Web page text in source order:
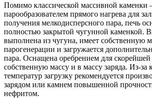
Помимо классической массивной каменки
парообразователем прямого нагрева для
получения мелкодисперсного пара, печь
полностью закрытой чугунной каменкой.
выполнена из чугуна, имеет собственную
парогенерации и загружается
пара. Оснащена оребрением для скорейшей
собственную массу и в массу заряда. Из-за
температур загрузку рекомендуется
зарядом или камнем повышенной
нефритом.